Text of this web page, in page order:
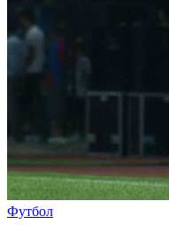
Футбол